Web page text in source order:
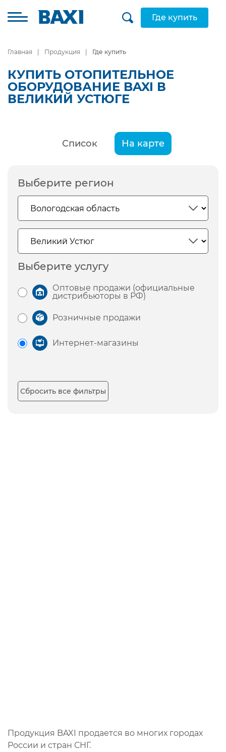
Где купить
Главная Продукция Где купить
КУПИТЬ ОТОПИТЕЛЬНОЕ
ОБОРУДОВАНИЕ BAXI В
ВЕЛИКИЙ УСТЮГЕ
Список На карте
Выберите регион
Выберите услугу
Оптовые продажи (официальные
дистрибьюторы в РФ)
Розничные продажи
Интернет-магазины
Сбросить все фильтры
Продукция BAXI продается во многих городах
России и стран СНГ.